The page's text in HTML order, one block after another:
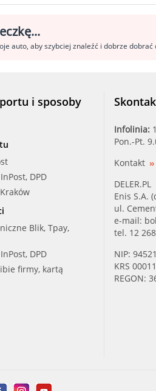
auto, aby szybciej znaleźć i dobrze dobrać
i sposoby
DPD
Blik, Tpay,
DPD
firmy, kartą
Infolinia:
Pon.-Pt.
Kontakt
DELER.PL
Enis S.A.
ul.
e-mail:
tel. 12
NIP:
KRS
REGON: